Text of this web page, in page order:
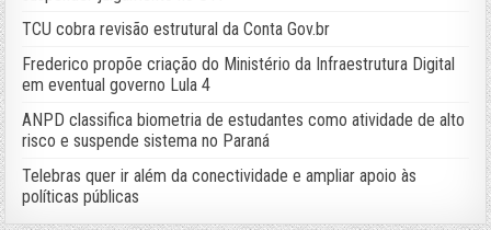
TCU cobra revisão estrutural da Conta Gov.br
Frederico propõe criação do Ministério da Infraestrutura Digital
em eventual governo Lula 4
ANPD classifica biometria de estudantes como atividade de alto
risco e suspende sistema no Paraná
Telebras quer ir além da conectividade e ampliar apoio às
políticas públicas